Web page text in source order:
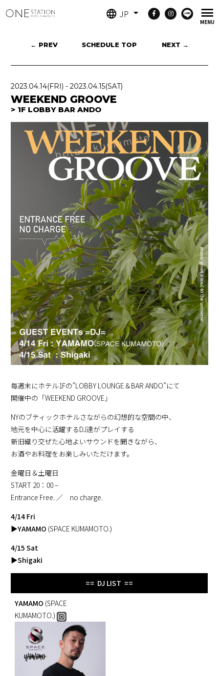
JP
← PREV SCHEDULE TOP NEXT →
2023.04.14(FRI) -2023.04.15(SAT)
WEEKEND GROOVE
1F LOBBY BAR ANDO
毎週末にホテル1Fの”LOBBY LOUNGE＆BAR ANDO”にて
開催中の「WEEKEND GROOVE」
NYのブティックホテルさながらの幻想的な空間の中、
地元を中心に活躍するDJ達がプレイする
新旧織り交ぜた心地よいサウンドを聞きながら、
お酒やお料理をお楽しみいただけます。
金曜日＆土曜日
START 20：00 –
Entrance Free. ／ no charge.
4/14 Fri
▶YAMAMO (SPACE KUMAMOTO.)
4/15 Sat
▶Shigaki
== DJ LIST ==
YAMAMO (SPACE
KUMAMOTO.)